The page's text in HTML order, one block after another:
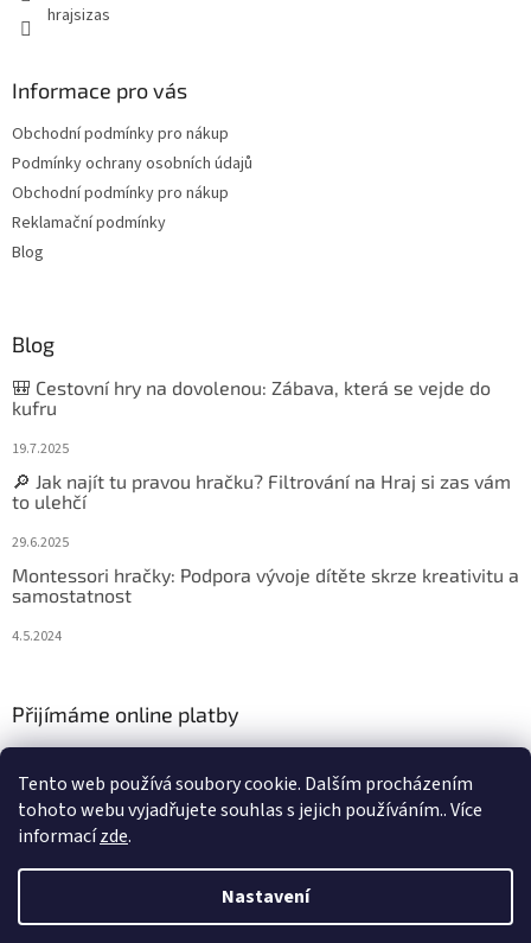
Tento web používá soubory cookie. Dalším procházením
tohoto webu vyjadřujete souhlas s jejich používáním.. Více
informacízde.
Nastavení
hrajsizas
Informace pro vás
Obchodní podmínky pro nákup
Podmínky ochrany osobních údajů
Obchodní podmínky pro nákup
Reklamační podmínky
Blog
Blog
🎒 Cestovní hry na dovolenou: Zábava, která se vejde do
kufru
19.7.2025
🔎 Jak najít tu pravou hračku? Filtrování na Hraj si zas vám
to ulehčí
29.6.2025
Montessori hračky: Podpora vývoje dítěte skrze kreativitu a
samostatnost
4.5.2024
Přijímáme online platby